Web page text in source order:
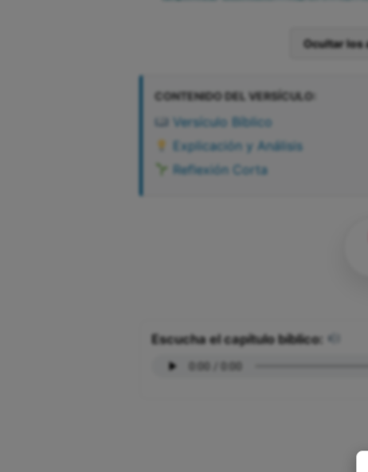
Ocultar los
CONTENIDO DEL VERSÍCULO:
Versículo Bíblico
Explicación y Análisis
Reflexión Corta
Escucha el capítulo bíblico: